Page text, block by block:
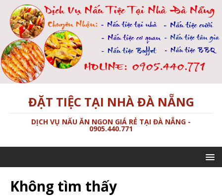
ĐẶT TIỆC TẠI NHÀ ĐÀ NẴNG
DỊCH VỤ NẤU ĂN NGON GIÁ RẺ TẠI ĐÀ NẴNG -
0905.440.771
Không tìm thấy